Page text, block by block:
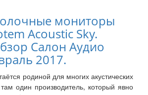
мониторы
Acoustic Sky.
Салон Аудио
2017.
родиной для многих акустических
один производитель, который явно